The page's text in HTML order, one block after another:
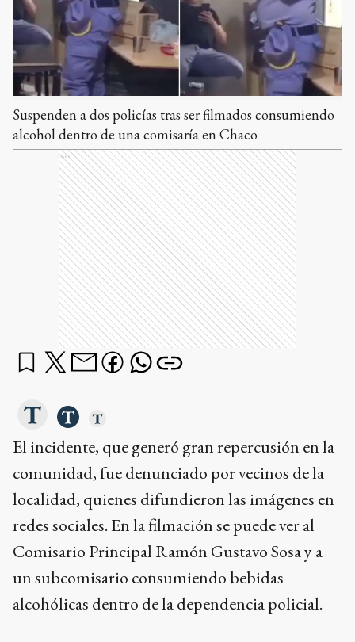
Suspenden a dos policías tras ser filmados consumiendo
alcohol dentro de una comisaría en Chaco
Ads
El incidente, que generó gran repercusión en la
comunidad, fue denunciado por vecinos de la
localidad, quienes difundieron las imágenes en
redes sociales. En la filmación se puede ver al
Comisario Principal Ramón Gustavo Sosa y a
un subcomisario consumiendo bebidas
alcohólicas dentro de la dependencia policial.